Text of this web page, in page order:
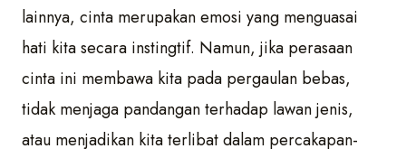
lainnya, cinta merupakan emosi yang menguasai
hati kita secara instingtif. Namun, jika perasaan
cinta ini membawa kita pada pergaulan bebas,
tidak menjaga pandangan terhadap lawan jenis,
atau menjadikan kita terlibat dalam percakapan-